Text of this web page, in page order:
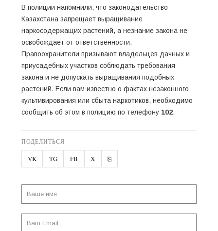
В полиции напомнили, что законодательство
Казахстана запрещает выращивание
наркосодержащих растений, а незнание закона не
освобождает от ответственности.
Правоохранители призывают владельцев дачных и
приусадебных участков соблюдать требования
закона и не допускать выращивания подобных
растений. Если вам известно о фактах незаконного
культивирования или сбыта наркотиков, необходимо
сообщить об этом в полицию по телефону 102.
ПОДЕЛИТЬСЯ
VK TG FB X ⎘